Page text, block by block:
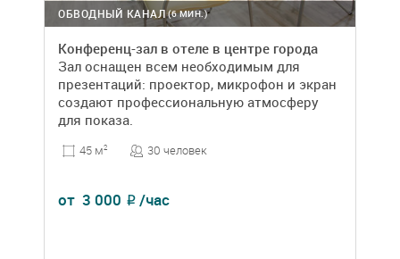
(6 МИН.)
ОБВОДНЫЙ КАНАЛ
Конференц-зал в отеле в центре города
Зал оснащен всем необходимым для
презентаций: проектор, микрофон и экран
создают профессиональную атмосферу
для показа.
45 м2 30 человек
от 3 000 ₽ /час